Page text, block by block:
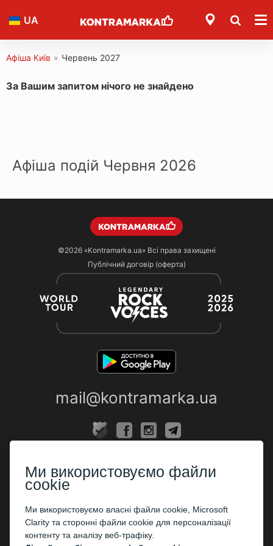
UA
Афіша Київ » Червень 2027
За Вашим запитом нічого не знайдено
Афіша подій Червня 2026
©2026 «Kontramarka.ua»Всі права захищені
Публічний договір (оферта)
mail@kontramarka.ua
Каси
ПАРТНЕРАМ
Організаторам
Ми використовуємо файли
cookie
Ми використовуємо власні файли cookie, Microsoft
Clarity та сторонні файли cookie для персоналізації
контенту та аналізу веб-трафіку.